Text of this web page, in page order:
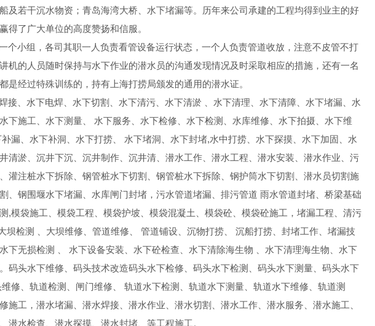
及若干沉水物资；青岛海湾大桥、水下堵漏等。历年来公司承建的工程均得到业主的好
得了广大单位的高度赞扬和信服。
组，各司其职一人负责看管设备运行状态，一个人负责管道收放，注意不皮管不打
机的人员随时保持与水下作业的潜水员的沟通发现情况及时采取相应的措施，还有一名
是经过特殊训练的，持有上海打捞局颁发的通用的潜水证。
水下电焊、水下切割、水下清污、水下清淤 、水下清理、水下清障、水下堵漏、水
下施工、水下测量、 水下服务、水下检修、水下检测、水库维修、水下拍摄、水下维
漏、水下补洞、水下打捞、 水下堵洞、水下封堵,水中打捞、水下探摸、水下加固、水
清淤、沉井下沉、沉井制作、沉井清、潜水工作、潜水工程、潜水安装、潜水作业、污
灌注桩水下拆除、钢管桩水下切割、钢管桩水下拆除、钢护筒水下切割、潜水员切割施
、钢围堰水下堵漏、水库闸门封堵，污水管道堵漏、排污管道 雨水管道封堵、桥梁基础
,模袋施工、模袋工程、模袋护坡、模袋混凝土、模袋砼、模袋砼施工，堵漏工程、清污
检测 、大坝维修、管道维修、 管道铺设、沉物打捞、 沉船打捞、封堵工作、堵漏技
下无损检测 、 水下设备安装、水下砼检查、水下清除海生物 、水下清理海生物、水下
码头水下维修、码头技术改造码头水下检修、码头水下检测、码头水下测量、码头水下
修、轨道检测、闸门维修、 轨道水下检测、轨道水下测量、轨道水下维修、轨道测
工，潜水堵漏、潜水焊接、潜水作业、潜水切割、潜水工作、潜水服务、潜水施工、
水检查、潜水探摸、潜水封堵、等工程施工。